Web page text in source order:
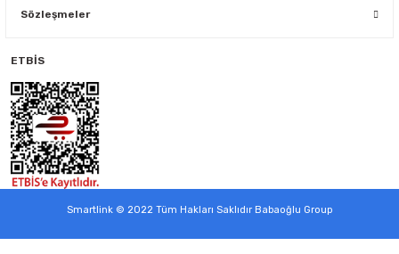
Sözleşmeler
ETBİS
Smartlink © 2022 Tüm Hakları Saklıdır Babaoğlu Group